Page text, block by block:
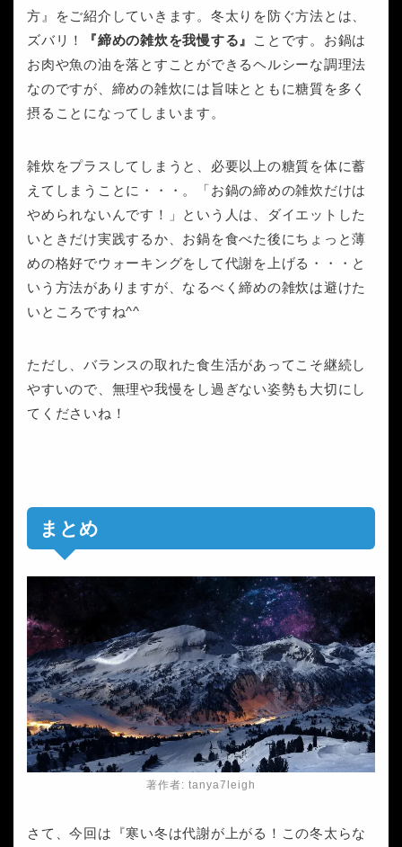
方』をご紹介していきます。冬太りを防ぐ方法とは、
ズバリ！
『締めの雑炊を我慢する』
ことです。お鍋は
お肉や魚の油を落とすことができるヘルシーな調理法
なのですが、締めの雑炊には旨味とともに糖質を多く
摂ることになってしまいます。
雑炊をプラスしてしまうと、必要以上の糖質を体に蓄
えてしまうことに・・・。「お鍋の締めの雑炊だけは
やめられないんです！」という人は、ダイエットした
いときだけ実践するか、お鍋を食べた後にちょっと薄
めの格好でウォーキングをして代謝を上げる・・・と
いう方法がありますが、なるべく締めの雑炊は避けた
いところですね^^
ただし、バランスの取れた食生活があってこそ継続し
やすいので、無理や我慢をし過ぎない姿勢も大切にし
てくださいね！
まとめ
著作者: tanya7leigh
さて、今回は『寒い冬は代謝が上がる！この冬太らな